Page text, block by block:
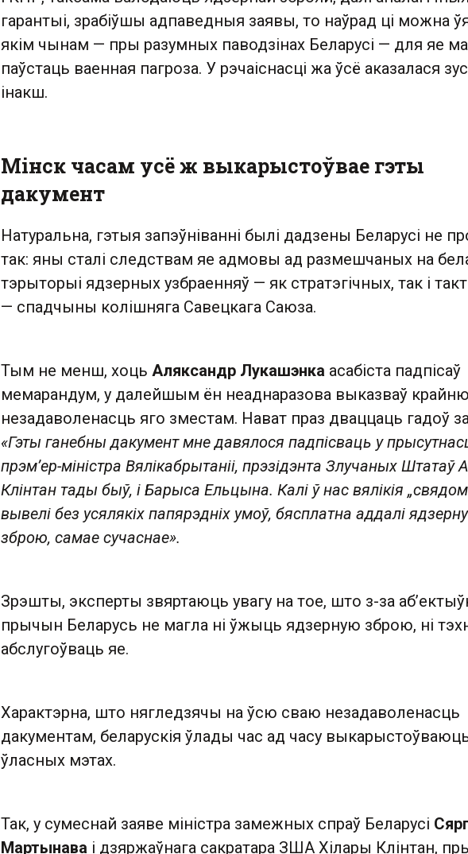
гарантыі, зрабіўшы адпаведныя заявы, то наўрад ці можна
якім чынам — пры разумных паводзінах Беларусі — для яе
паўстаць ваенная пагроза. У рэчаіснасці жа ўсё аказалася
інакш.
Мінск часам усё ж выкарыстоўвае гэты
дакумент
Натуральна, гэтыя запэўніванні былі дадзены Беларусі не
так: яны сталі следствам яе адмовы ад размешчаных на
тэрыторыі ядзерных узбраенняў — як стратэгічных, так і
— спадчыны колішняга Савецкага Саюза.
Тым не менш, хоць Аляксандр Лукашэнка асабіста падпісаў
мемарандум, у далейшым ён неаднаразова выказваў
незадаволенасць яго зместам. Нават праз дваццаць гадоў
«Гэты ганебны дакумент мне давялося падпісваць у
прэм’ер-міністра Вялікабрытаніі, прэзідэнта Злучаных Штатаў
Клінтан тады быў, і Барыса Ельцына. Калі ў нас вялікія
вывелі без усялякіх папярэдніх умоў, бясплатна аддалі
зброю, самае сучаснае».
Зрэшты, эксперты звяртаюць увагу на тое, што з-за
прычын Беларусь не магла ні ўжыць ядзерную зброю, ні
абслугоўваць яе.
Характэрна, што нягледзячы на ​​ўсю сваю незадаволенасць
дакументам, беларускія ўлады час ад часу
ўласных мэтах.
Так, у сумеснай заяве міністра замежных спраў Беларусі
Мартынава і дзяржаўнага сакратара ЗША Хілары Клінтан,